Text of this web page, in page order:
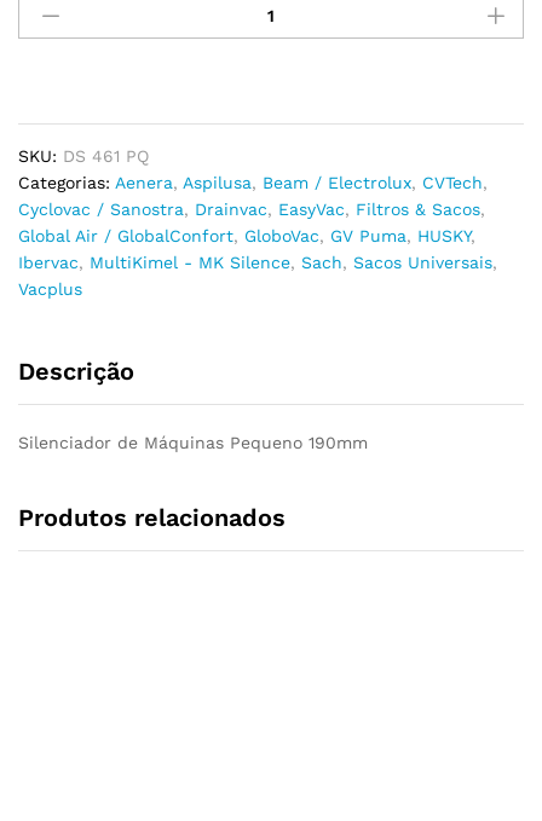
Máquinas
SKU: DS 461 PQ
Categorias: Aenera, Aspilusa, Beam / Electrolux, CVTech,
Cyclovac / Sanostra, Drainvac, EasyVac, Filtros & Sacos,
Global Air / GlobalConfort, GloboVac, GV Puma, HUSKY,
Ibervac, MultiKimel - MK Silence, Sach, Sacos Universais,
Vacplus
Descrição
Silenciador de Máquinas Pequeno 190mm
Produtos relacionados